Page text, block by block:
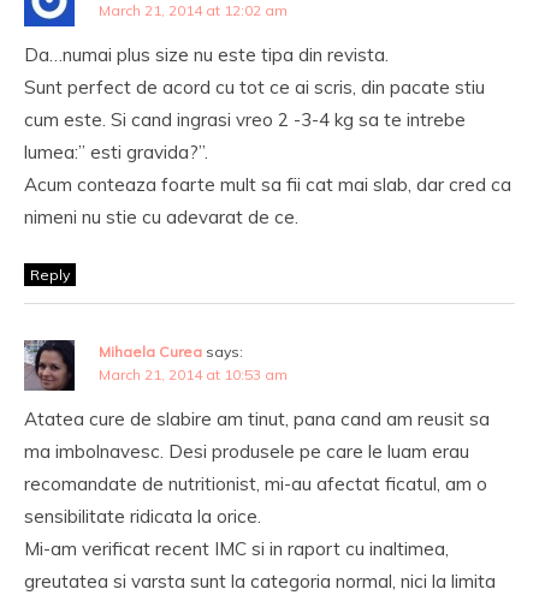
March 21, 2014 at 12:02 am
Da…numai plus size nu este tipa din revista.
Sunt perfect de acord cu tot ce ai scris, din pacate stiu
cum este. Si cand ingrasi vreo 2 -3-4 kg sa te intrebe
lumea:” esti gravida?”.
Acum conteaza foarte mult sa fii cat mai slab, dar cred ca
nimeni nu stie cu adevarat de ce.
Reply
Mihaela Curea says:
March 21, 2014 at 10:53 am
Atatea cure de slabire am tinut, pana cand am reusit sa
ma imbolnavesc. Desi produsele pe care le luam erau
recomandate de nutritionist, mi-au afectat ficatul, am o
sensibilitate ridicata la orice.
Mi-am verificat recent IMC si in raport cu inaltimea,
greutatea si varsta sunt la categoria normal, nici la limita